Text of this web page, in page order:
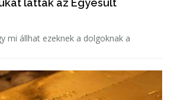
láttak az Egyesült
mi állhat ezeknek a dolgoknak a